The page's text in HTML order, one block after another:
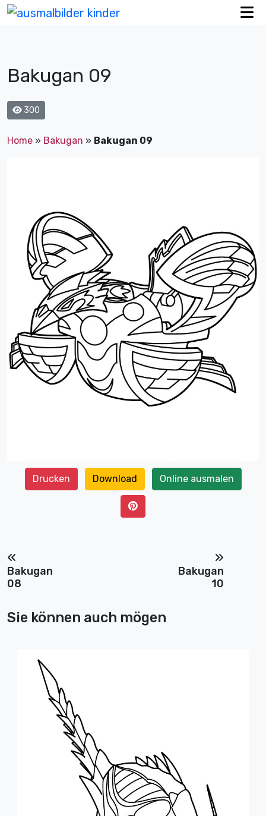
Bakugan 09
300
Home » Bakugan » Bakugan 09
Drucken Download Online ausmalen
Bakugan
08
Bakugan
10
Sie können auch mögen